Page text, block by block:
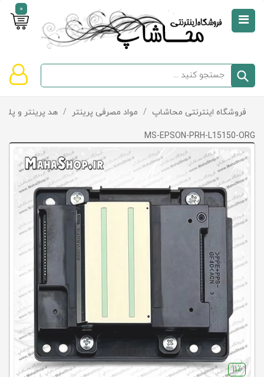
0
صفحه
دسته‌بندی
تخفیف‌ها
و
پیشنهادها
تماس
ما
کلاب
محاشاپ
سبد
خالی
است
فروشگاه اینترنتی محاشاپ / مواد مصرفی پرینتر / هد پرینتر و پلاتر
MS-EPSON-PRH-L15150-ORG
11٪